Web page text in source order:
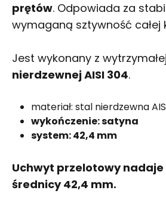
prętów. Odpowiada za
wymaganą sztywność całej
Jest wykonany z wytrzymałej
nierdzewnej AISI 304.
materiał: stal nierdzewna
wykończenie: satyna
system: 42,4 mm
Uchwyt przelotowy nadaje
średnicy 42,4 mm.